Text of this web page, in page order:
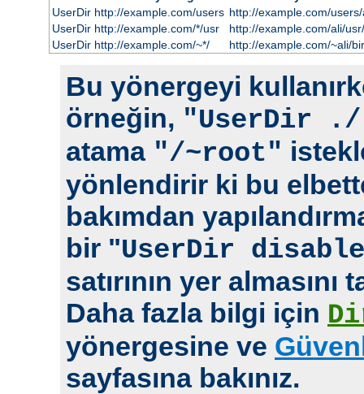
UserDir http://example.com/users http://example.com/
UserDir http://example.com/*/usr
http://example.com/ali/
UserDir http://example.com/~*/
http://example.com/~ali/
Bu yönergeyi
örneğin, "UserDir
atama "/~root"
yönlendirir ki bu
bakımdan
bir "UserDir
satırının yer
Daha fazla bilgi için
yönergesine ve
sayfasına bakınız.